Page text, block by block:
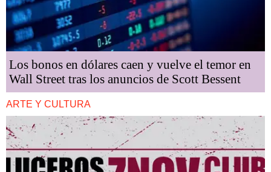
Los bonos en dólares caen y vuelve el temor en
Wall Street tras los anuncios de Scott Bessent
ARTE Y CULTURA